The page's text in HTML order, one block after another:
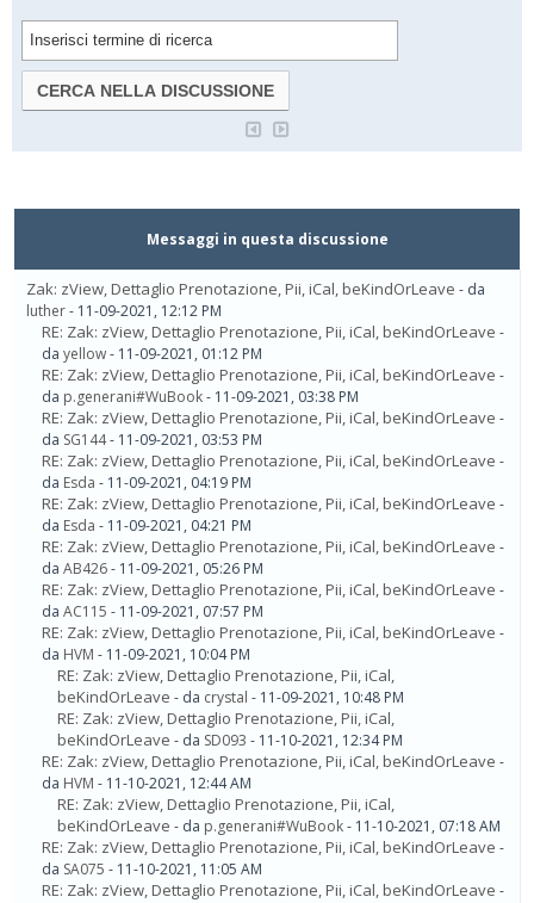
Messaggi in questa discussione
Zak: zView, Dettaglio Prenotazione, Pii, iCal, beKindOrLeave - da
luther- 11-09-2021, 12:12 PM
RE: Zak: zView, Dettaglio Prenotazione, Pii, iCal, beKindOrLeave -
da yellow- 11-09-2021, 01:12 PM
RE: Zak: zView, Dettaglio Prenotazione, Pii, iCal, beKindOrLeave -
da p.generani#WuBook- 11-09-2021, 03:38 PM
RE: Zak: zView, Dettaglio Prenotazione, Pii, iCal, beKindOrLeave -
da SG144- 11-09-2021, 03:53 PM
RE: Zak: zView, Dettaglio Prenotazione, Pii, iCal, beKindOrLeave -
da Esda - 11-09-2021, 04:19 PM
RE: Zak: zView, Dettaglio Prenotazione, Pii, iCal, beKindOrLeave -
da Esda - 11-09-2021, 04:21 PM
RE: Zak: zView, Dettaglio Prenotazione, Pii, iCal, beKindOrLeave -
da AB426- 11-09-2021, 05:26 PM
RE: Zak: zView, Dettaglio Prenotazione, Pii, iCal, beKindOrLeave -
da AC115 - 11-09-2021, 07:57 PM
RE: Zak: zView, Dettaglio Prenotazione, Pii, iCal, beKindOrLeave -
da HVM - 11-09-2021, 10:04 PM
RE: Zak: zView, Dettaglio Prenotazione, Pii, iCal,
beKindOrLeave - da crystal - 11-09-2021, 10:48 PM
RE: Zak: zView, Dettaglio Prenotazione, Pii, iCal,
beKindOrLeave - da SD093 - 11-10-2021, 12:34 PM
RE: Zak: zView, Dettaglio Prenotazione, Pii, iCal, beKindOrLeave -
da HVM - 11-10-2021, 12:44 AM
RE: Zak: zView, Dettaglio Prenotazione, Pii, iCal,
beKindOrLeave - da p.generani#WuBook- 11-10-2021, 07:18 AM
RE: Zak: zView, Dettaglio Prenotazione, Pii, iCal, beKindOrLeave -
da SA075 - 11-10-2021, 11:05 AM
RE: Zak: zView, Dettaglio Prenotazione, Pii, iCal, beKindOrLeave -